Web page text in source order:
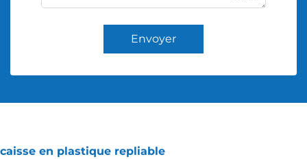
Envoyer
caisse en plastique repliable